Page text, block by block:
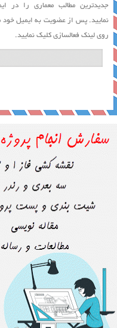
جدیدترین مطالب معماری را در
نمایید. پس از عضویت به ایمیل خود
روی لینک فعالسازی کلیک نمایید.